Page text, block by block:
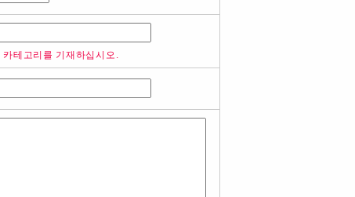
테고리를 기재하십시오.